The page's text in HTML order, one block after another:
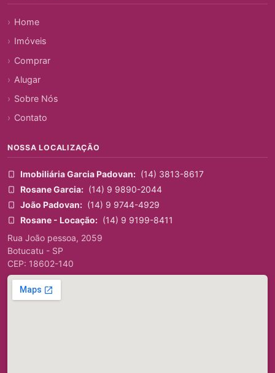
Home
Imóveis
Comprar
Alugar
Sobre Nós
Contato
NOSSA LOCALIZAÇÃO
Imobiliária Garcia Padovan: (14) 3813-8617
Rosane Garcia: (14) 9 9890-2044
João Padovan: (14) 9 9744-4929
Rosane - Locação: (14) 9 9199-8411
Rua João pessoa, 2059
Botucatu - SP
CEP: 18602-140